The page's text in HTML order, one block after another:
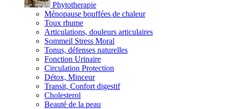
Phytotherapie
Ménopause bouffées de chaleur
Toux rhume
Articulations, douleurs articulaires
Sommeil Stress Moral
Tonus, défenses naturelles
Fonction Urinaire
Circulation Protection
Détox, Minceur
Transit, Confort digestif
Cholesterol
Beauté de la peau